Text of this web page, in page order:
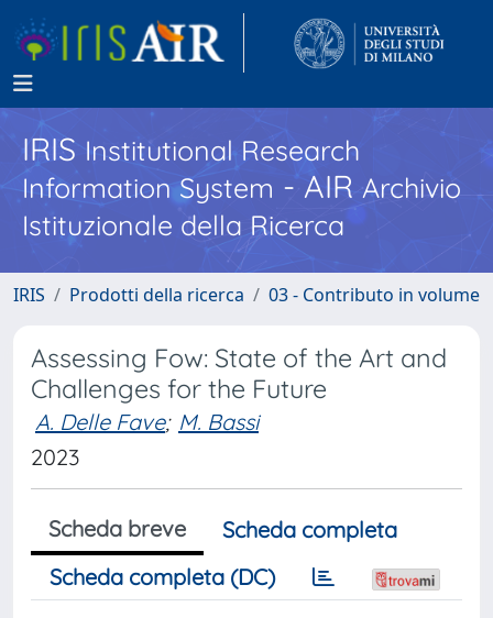
IRISInstitutional Research
Information System - AIR Archivio
Istituzionale della Ricerca
IRIS Prodotti della ricerca 03 - Contributo in volume
Assessing Fow: State of the Art and
Challenges for the Future
A. Delle Fave; M. Bassi
2023
Scheda breve
Scheda completa
Scheda completa (DC)